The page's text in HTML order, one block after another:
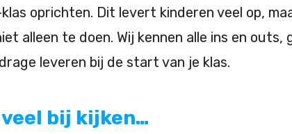
oprichten. Dit levert kinderen veel op,
alleen te doen. Wij kennen alle ins en
leveren bij de start van je klas.
bij kijken…